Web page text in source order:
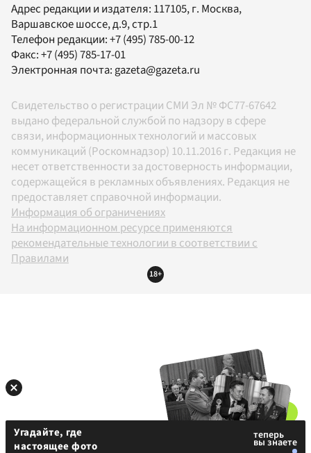
Адрес редакции и издателя: 117105, г. Москва,
Варшавское шоссе, д.9, стр.1
Телефон редакции:+7 (495) 785-00-12
Факс:+7 (495) 785-17-01
Электронная почта:gazeta@gazeta.ru
Свидетельство о регистрации СМИ Эл № ФС77-67642
выдано федеральной службой по надзору в сфере
связи, информационных технологий и массовых
коммуникаций (Роскомнадзор) 10.11.2016 г. Редакция не
несет ответственности за достоверность информации,
содержащейся в рекламных объявлениях. Редакция не
предоставляет справочной информации.
Информация об ограничениях
На информационном ресурсе применяются
рекомендательные технологии в соответствии с
Правилами
18+
Угадайте, где
настоящее фото